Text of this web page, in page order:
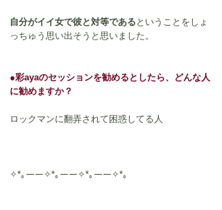
自分がイイ女で彼と対等である ということをしょ
っちゅう思い出そうと思いました。
●彩ayaのセッションを勧めるとしたら、どんな人
に勧めますか？
ロックマンに翻弄されて困惑してる人
✧*｡ーー✧*｡ーー✧*｡ーー✧*｡